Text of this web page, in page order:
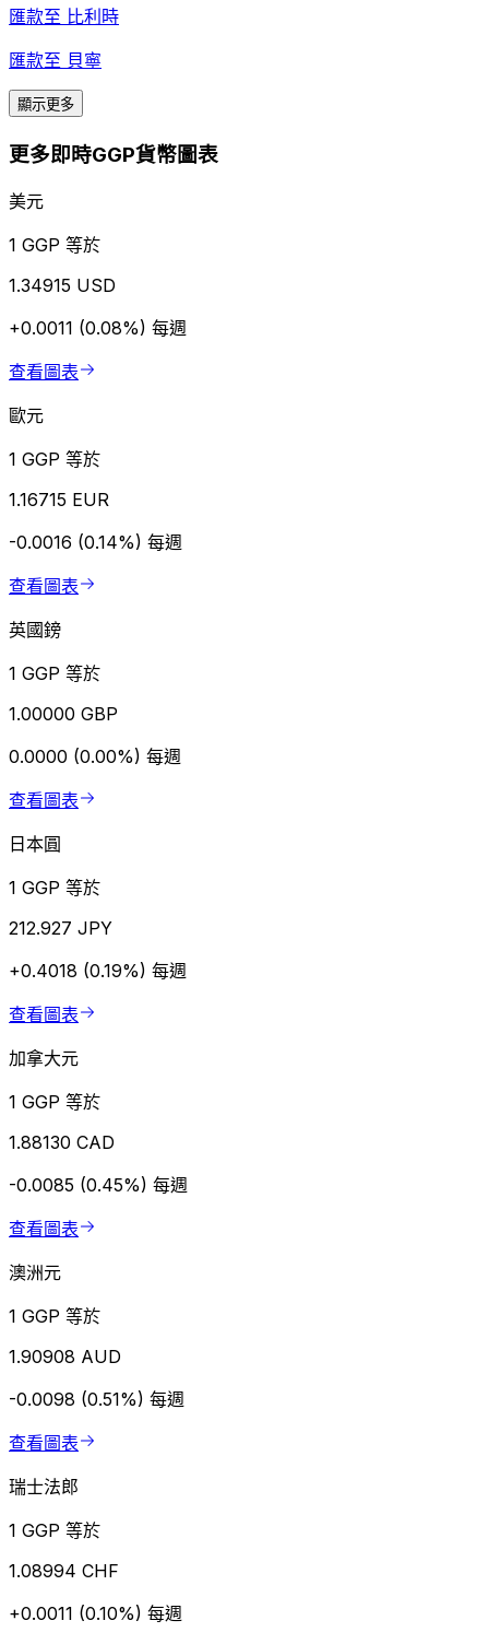
匯款至 比利時
匯款至 貝寧
顯示更多
更多即時GGP貨幣圖表
美元
1 GGP 等於
1.34915 USD
+0.0011 (0.08%) 每週
查看圖表
歐元
1 GGP 等於
1.16715 EUR
-0.0016 (0.14%) 每週
查看圖表
英國鎊
1 GGP 等於
1.00000 GBP
0.0000 (0.00%) 每週
查看圖表
日本圓
1 GGP 等於
212.927 JPY
+0.4018 (0.19%) 每週
查看圖表
加拿大元
1 GGP 等於
1.88130 CAD
-0.0085 (0.45%) 每週
查看圖表
澳洲元
1 GGP 等於
1.90908 AUD
-0.0098 (0.51%) 每週
查看圖表
瑞士法郎
1 GGP 等於
1.08994 CHF
+0.0011 (0.10%) 每週